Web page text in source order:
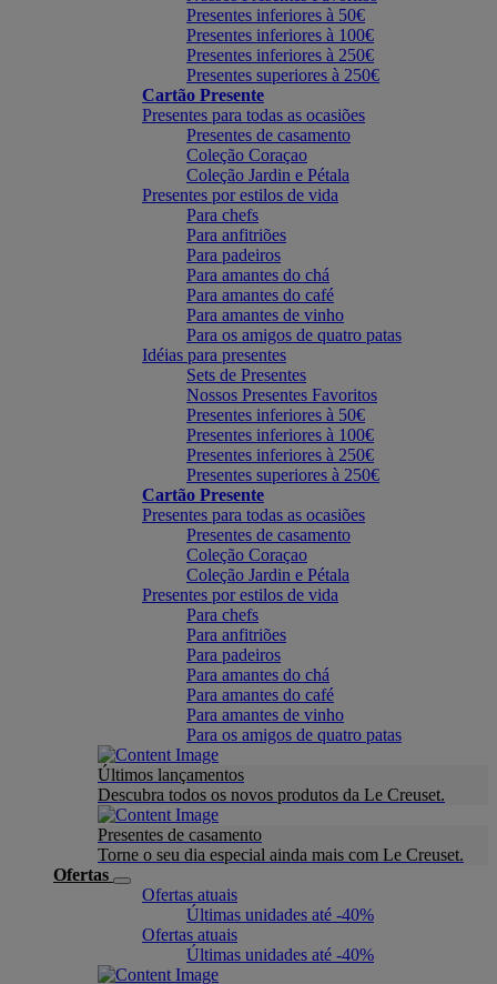
Presentes inferiores à 50€
Presentes inferiores à 100€
Presentes inferiores à 250€
Presentes superiores à 250€
Cartão Presente
Presentes para todas as ocasiões
Presentes de casamento
Coleção Coraçao
Coleção Jardin e Pétala
Presentes por estilos de vida
Para chefs
Para anfitriões
Para padeiros
Para amantes do chá
Para amantes do café
Para amantes de vinho
Para os amigos de quatro patas
Idéias para presentes
Sets de Presentes
Nossos Presentes Favoritos
Presentes inferiores à 50€
Presentes inferiores à 100€
Presentes inferiores à 250€
Presentes superiores à 250€
Cartão Presente
Presentes para todas as ocasiões
Presentes de casamento
Coleção Coraçao
Coleção Jardin e Pétala
Presentes por estilos de vida
Para chefs
Para anfitriões
Para padeiros
Para amantes do chá
Para amantes do café
Para amantes de vinho
Para os amigos de quatro patas
Últimos lançamentos
Descubra todos os novos produtos da Le Creuset.
Presentes de casamento
Torne o seu dia especial ainda mais com Le Creuset.
Ofertas
Ofertas atuais
Últimas unidades até -40%
Ofertas atuais
Últimas unidades até -40%